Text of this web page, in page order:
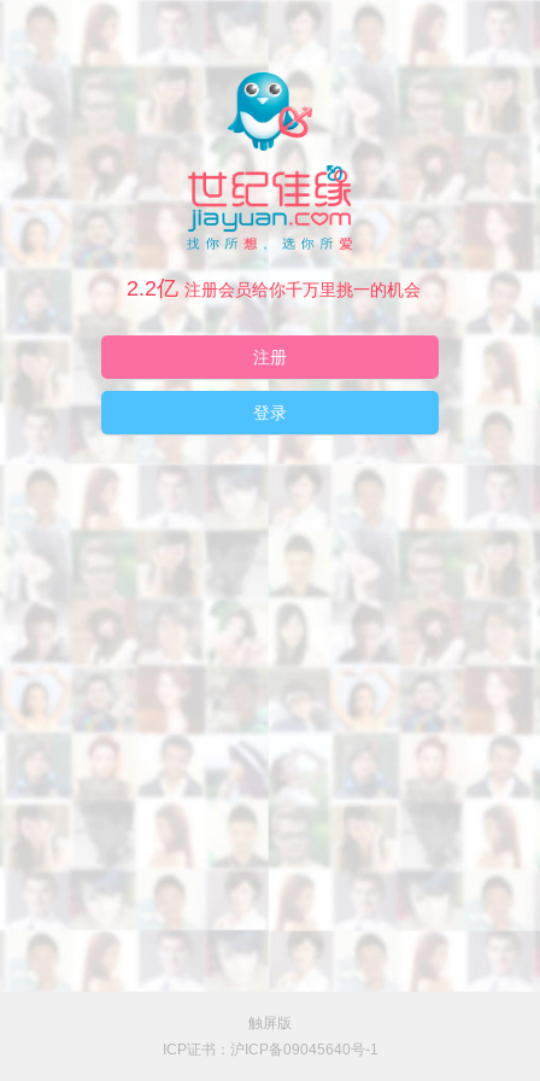
2.2亿 注册会员给你千万里挑一的机会
注册
登录
触屏版
ICP证书：沪ICP备09045640号-1